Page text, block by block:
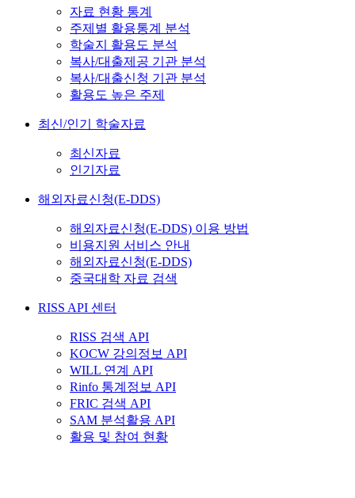
자료 현황 통계
주제별 활용통계 분석
학술지 활용도 분석
복사/대출제공 기관 분석
복사/대출신청 기관 분석
활용도 높은 주제
최신/인기 학술자료
최신자료
인기자료
해외자료신청(E-DDS)
해외자료신청(E-DDS) 이용 방법
비용지원 서비스 안내
해외자료신청(E-DDS)
중국대학 자료 검색
RISS API 센터
RISS 검색 API
KOCW 강의정보 API
WILL 연계 API
Rinfo 통계정보 API
FRIC 검색 API
SAM 분석활용 API
활용 및 참여 현황